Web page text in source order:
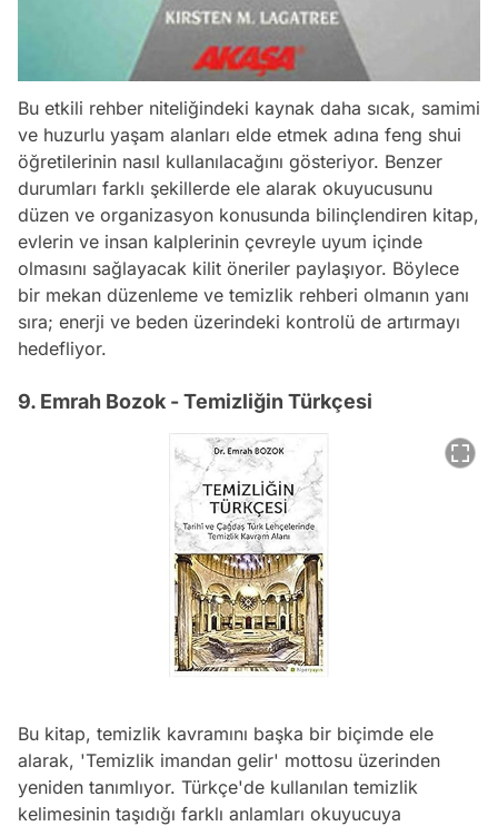
Bu etkili rehber niteliğindeki kaynak daha sıcak, samimi
ve huzurlu yaşam alanları elde etmek adına feng shui
öğretilerinin nasıl kullanılacağını gösteriyor. Benzer
durumları farklı şekillerde ele alarak okuyucusunu
düzen ve organizasyon konusunda bilinçlendiren kitap,
evlerin ve insan kalplerinin çevreyle uyum içinde
olmasını sağlayacak kilit öneriler paylaşıyor. Böylece
bir mekan düzenleme ve temizlik rehberi olmanın yanı
sıra; enerji ve beden üzerindeki kontrolü de artırmayı
hedefliyor.
9. Emrah Bozok - Temizliğin Türkçesi
Bu kitap, temizlik kavramını başka bir biçimde ele
alarak, 'Temizlik imandan gelir' mottosu üzerinden
yeniden tanımlıyor. Türkçe'de kullanılan temizlik
kelimesinin taşıdığı farklı anlamları okuyucuya